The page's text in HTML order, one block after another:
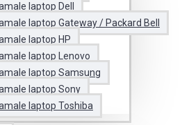
laptop Dell
laptop Gateway / Packard Bell
laptop HP
laptop Lenovo
laptop Samsung
laptop Sony
laptop Toshiba